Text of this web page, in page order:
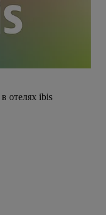
в отелях ibis